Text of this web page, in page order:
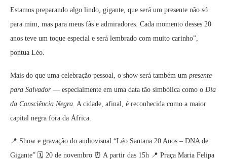
Estamos preparando algo lindo, gigante, que será um presente não só
para mim, mas para meus fãs e admiradores. Cada momento desses 20
anos teve um toque especial e será lembrado com muito carinho”,
pontua Léo.
Mais do que uma celebração pessoal, o show será também um presente
para Salvador— especialmente em uma data tão simbólica como o Dia
da Consciência Negra . A cidade, afinal, é reconhecida como a maior
capital negra fora da África.
📍 Show e gravação do audiovisual “Léo Santana 20 Anos – DNA de
Gigante” 🗓 20 de novembro ⏰ A partir das 15h 📍 Praça Maria Felipa